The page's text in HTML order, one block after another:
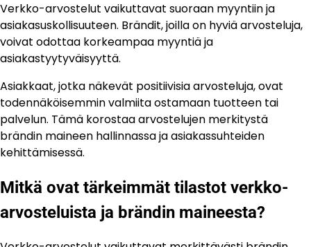
Verkko-arvostelut vaikuttavat suoraan myyntiin ja
asiakasuskollisuuteen. Brändit, joilla on hyviä arvosteluja,
voivat odottaa korkeampaa myyntiä ja
asiakastyytyväisyyttä.
Asiakkaat, jotka näkevät positiivisia arvosteluja, ovat
todennäköisemmin valmiita ostamaan tuotteen tai
palvelun. Tämä korostaa arvostelujen merkitystä
brändin maineen hallinnassa ja asiakassuhteiden
kehittämisessä.
Mitkä ovat tärkeimmät tilastot verkko-
arvosteluista ja brändin maineesta?